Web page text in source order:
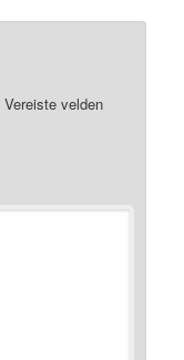
Vereiste velden